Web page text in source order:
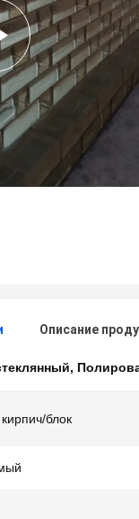
Описание
,
блок